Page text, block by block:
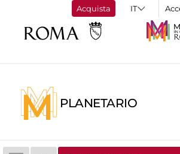
Acquista
PLANETARIO